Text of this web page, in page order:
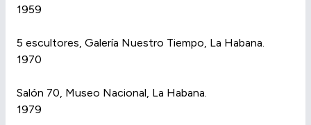
1959
5 escultores, Galería Nuestro Tiempo, La Habana.
1970
Salón 70, Museo Nacional, La Habana.
1979